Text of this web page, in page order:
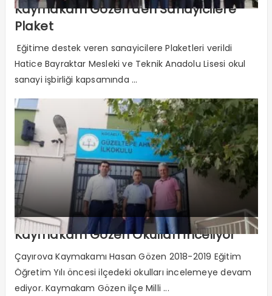
Kaymakam Gözen’den Sanayicilere
Plaket
Eğitime destek veren sanayicilere Plaketleri verildi
Hatice Bayraktar Mesleki ve Teknik Anadolu Lisesi okul
sanayi işbirliği kapsamında ...
Kaymakam Gözen Okulları İnceliyor
Çayırova Kaymakamı Hasan Gözen 2018-2019 Eğitim
Öğretim Yılı öncesi ilçedeki okulları incelemeye devam
ediyor. Kaymakam Gözen ilçe Milli ...